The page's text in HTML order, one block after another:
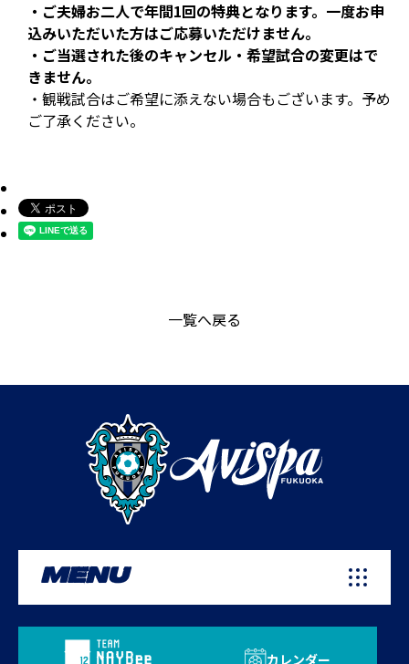
・ご夫婦お二人で年間1回の特典となります。一度お申
込みいただいた方はご応募いただけません。
・ご当選された後のキャンセル・希望試合の変更はで
きません。
・観戦試合はご希望に添えない場合もございます。予め
ご了承ください。
一覧へ戻る
MENU
カレンダー